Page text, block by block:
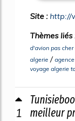
Site : http://
Thèmes liés
d'avion pas cher
algerie /
voyage algerie
1
meilleur